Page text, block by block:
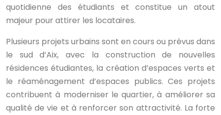
quotidienne des étudiants et constitue un atout
majeur pour attirer les locataires.
Plusieurs projets urbains sont en cours ou prévus dans
le sud d’Aix, avec la construction de nouvelles
résidences étudiantes, la création d’espaces verts et
le réaménagement d’espaces publics. Ces projets
contribuent à moderniser le quartier, à améliorer sa
qualité de vie et à renforcer son attractivité. La forte